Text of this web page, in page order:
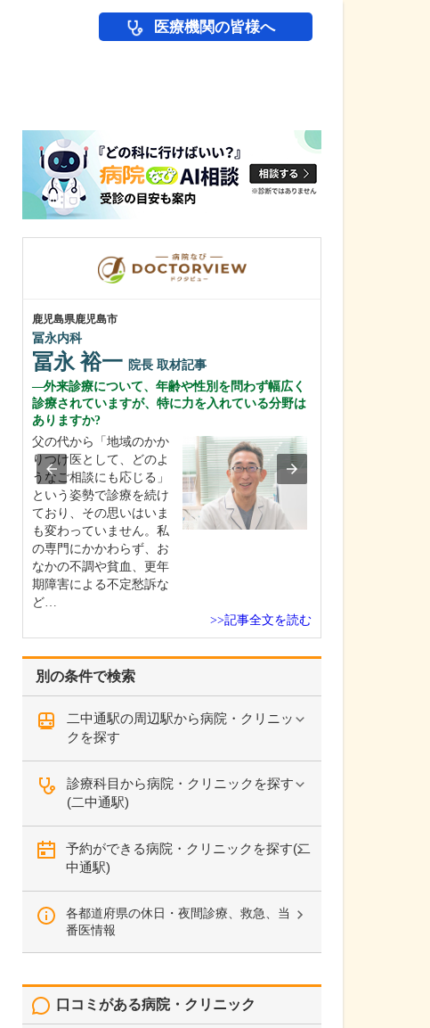
医療機関の皆様へ
別の条件で検索
二中通駅の周辺駅から病院・クリニッ
クを探す
診療科目から病院・クリニックを探す
(二中通駅)
予約ができる病院・クリニックを探す(二
中通駅)
各都道府県の休日・夜間診療、救急、当
番医情報
口コミがある病院・クリニック
鹿児島県鹿児島市
冨永内科
冨永 裕一 院長 取材記事
外来診療について、年齢や性別を問わず幅広く
診療されていますが、特に力を入れている分野は
ありますか?
父の代から「地域のかか
りつけ医として、どのよ
うなご相談にも応じる」
という姿勢で診療を続け
ており、その思いはいま
も変わっていません。私
の専門にかかわらず、お
なかの不調や貧血、更年
期障害による不定愁訴な
ど…
>>記事全文を読む